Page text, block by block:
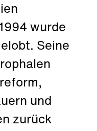
wurde
Seine
und
zurück